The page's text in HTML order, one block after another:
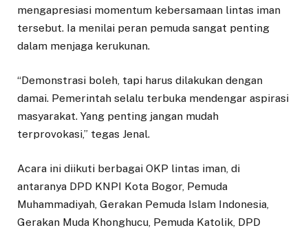
mengapresiasi momentum kebersamaan lintas iman
tersebut. Ia menilai peran pemuda sangat penting
dalam menjaga kerukunan.
“Demonstrasi boleh, tapi harus dilakukan dengan
damai. Pemerintah selalu terbuka mendengar aspirasi
masyarakat. Yang penting jangan mudah
terprovokasi,” tegas Jenal.
Acara ini diikuti berbagai OKP lintas iman, di
antaranya DPD KNPI Kota Bogor, Pemuda
Muhammadiyah, Gerakan Pemuda Islam Indonesia,
Gerakan Muda Khonghucu, Pemuda Katolik, DPD